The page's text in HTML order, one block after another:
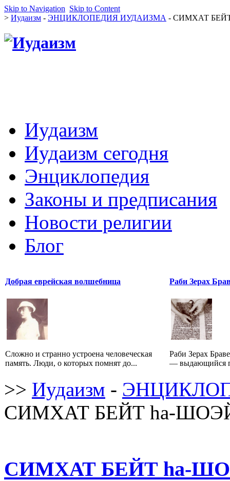
Skip to Navigation Skip to Content
> Иудаизм - ЭНЦИКЛОПЕДИЯ ИУДАИЗМА - СИМХАТ
Иудаизм
Иудаизм сегодня
Энциклопедия
Законы и предписания
Новости религии
Блог
Добрая еврейская волшебница
Сложно и странно устроена человеческая
память. Люди, о которых помнят до...
Раби Зерах
Раби Зерах
— выдающийся
>> Иудаизм -
СИМХАТ БЕЙТ hа-
СИМХАТ БЕЙТ hа-